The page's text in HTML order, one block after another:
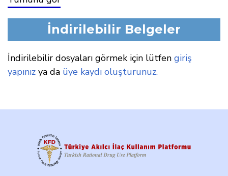
İndirilebilir Belgeler
İndirilebilir dosyaları görmek için lütfen giriş
yapınız ya da üye kaydı oluşturunuz.